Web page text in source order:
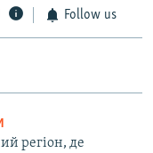
Follow us
регіон, де